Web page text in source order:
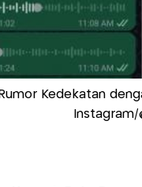
Kedekatan
Instagram/